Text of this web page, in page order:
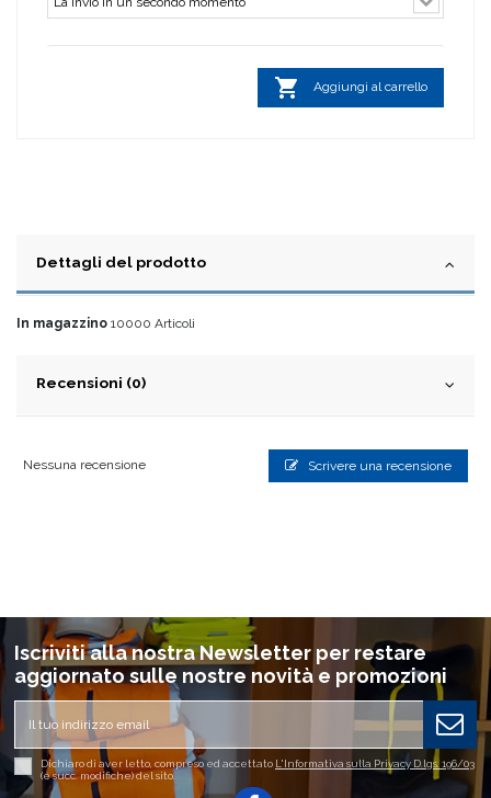
 Aggiungi al carrello
Dettagli del prodotto
In magazzino 10000 Articoli
Recensioni (0)
Nessuna recensione Scrivere una recensione
Iscriviti alla nostra Newsletter per restare
aggiornato sulle nostre novità e promozioni
Dichiaro di aver letto, compreso ed accettato L'Informativa sulla Privacy D.lgs. 196/03
(e succ. modifiche) del sito.